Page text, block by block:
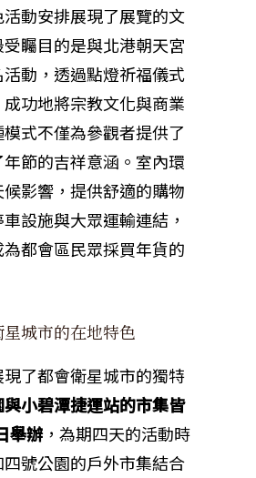
動安排展現了展覽的文
矚目的是與北港朝天宮
動，透過點燈祈福儀式
功地將宗教文化與商業
式不僅為參觀者提供了
節的吉祥意涵。室內環
影響，提供舒適的購物
設施與大眾運輸連結，
都會區民眾採買年貨的
城市的在地特色
了都會衛星城市的獨特
小碧潭捷運站的市集皆
舉辦，為期四天的活動時
號公園的戶外市集結合